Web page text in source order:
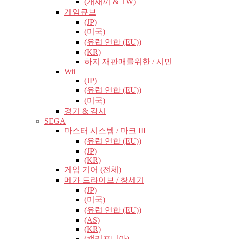
게임큐브
(JP)
(미국)
(유럽​​ 연합 (EU))
(KR)
하지 재판매를위한 / 시민
Wii
(JP)
(유럽​​ 연합 (EU))
(미국)
경기 & 감시
SEGA
마스터 시스템 / 마크 III
(유럽​​ 연합 (EU))
(JP)
(KR)
게임 기어 (전체)
메가 드라이브 / 창세기
(JP)
(미국)
(유럽​​ 연합 (EU))
(AS)
(KR)